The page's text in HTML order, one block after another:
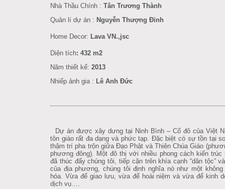
Nhà Thầu Chính : Tân Trương Thành
Quản lí dự án : Nguyễn Thượng Đỉnh
Home Decor: Lava VN.,jsc
Diện tích: 432 m2
Năm thiết kế: 2013
Nhiếp ảnh gia : Lê Anh Đức
Dự án được xây dưng tại Ninh Bình – Cố đô của Việt
tôn giáo rất đa dạng và phức tạp. Đặc biệt có sự tồn tại
thậm trí pha trộn giữa Đạo Phật và Thiên Chúa Giáo
phương đông). Một đô thị với nhiều phong cách kiến trúc
đã thúc đấy chúng tôi, tiếp cận trên khía cạnh “dân tộc”
của địa phương, chúng tôi định nghĩa nó như một không
hóa. Vừa để giao lưu, vừa để hoài niệm và vừa để kinh
dịch vụ….